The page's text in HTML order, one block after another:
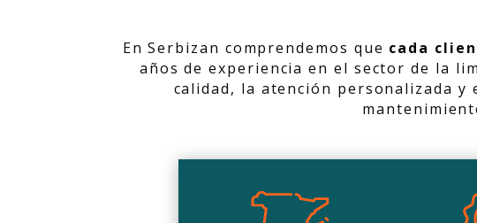
En Serbizan comprendemos que cada
años de experiencia en el sector de la
calidad, la atención personalizada